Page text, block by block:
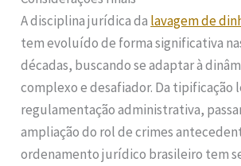
A disciplina jurídica da lavagem de
tem evoluído de forma significativa
décadas, buscando se adaptar à
complexo e desafiador. Da tipificação
regulamentação administrativa,
ampliação do rol de crimes
ordenamento jurídico brasileiro tem